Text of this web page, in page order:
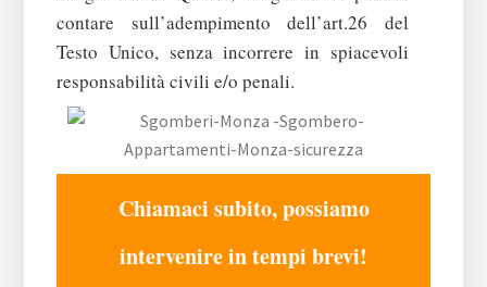
contare sull’adempimento dell’art.26 del
Testo Unico, senza incorrere in spiacevoli
responsabilità civili e/o penali.
Chiamaci subito, possiamo
intervenire in tempi brevi!